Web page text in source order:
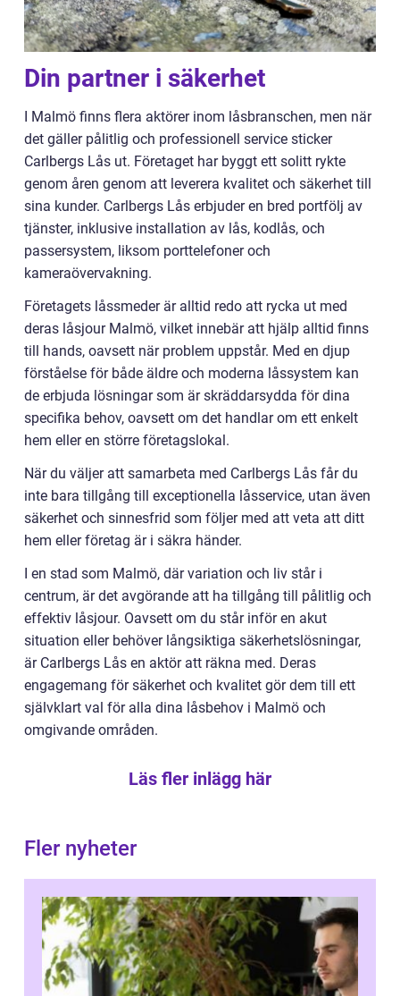
Din partner i säkerhet
I Malmö finns flera aktörer inom låsbranschen, men när
det gäller pålitlig och professionell service sticker
Carlbergs Lås ut. Företaget har byggt ett solitt rykte
genom åren genom att leverera kvalitet och säkerhet till
sina kunder. Carlbergs Lås erbjuder en bred portfölj av
tjänster, inklusive installation av lås, kodlås, och
passersystem, liksom porttelefoner och
kameraövervakning.
Företagets låssmeder är alltid redo att rycka ut med
deras låsjour Malmö, vilket innebär att hjälp alltid finns
till hands, oavsett när problem uppstår. Med en djup
förståelse för både äldre och moderna låssystem kan
de erbjuda lösningar som är skräddarsydda för dina
specifika behov, oavsett om det handlar om ett enkelt
hem eller en större företagslokal.
När du väljer att samarbeta med Carlbergs Lås får du
inte bara tillgång till exceptionella låsservice, utan även
säkerhet och sinnesfrid som följer med att veta att ditt
hem eller företag är i säkra händer.
I en stad som Malmö, där variation och liv står i
centrum, är det avgörande att ha tillgång till pålitlig och
effektiv låsjour. Oavsett om du står inför en akut
situation eller behöver långsiktiga säkerhetslösningar,
är Carlbergs Lås en aktör att räkna med. Deras
engagemang för säkerhet och kvalitet gör dem till ett
självklart val för alla dina låsbehov i Malmö och
omgivande områden.
Läs fler inlägg här
Fler nyheter